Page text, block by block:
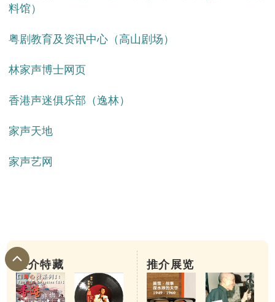
料馆）
粤剧教育及资讯中心（高山剧场）
林家声博士网页
香港声迷俱乐部（逸林）
家声天地
家声艺网
推介特藏 推介展览